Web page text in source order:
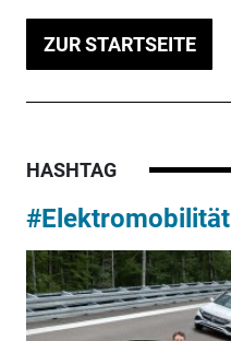
ZUR STARTSEITE
HASHTAG
#Elektromobilität